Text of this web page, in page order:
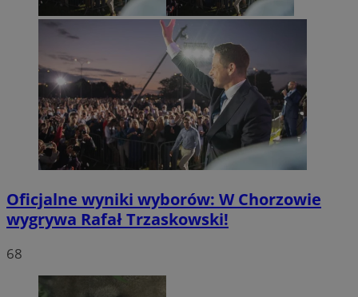
Oficjalne wyniki wyborów: W Chorzowie
wygrywa Rafał Trzaskowski!
68